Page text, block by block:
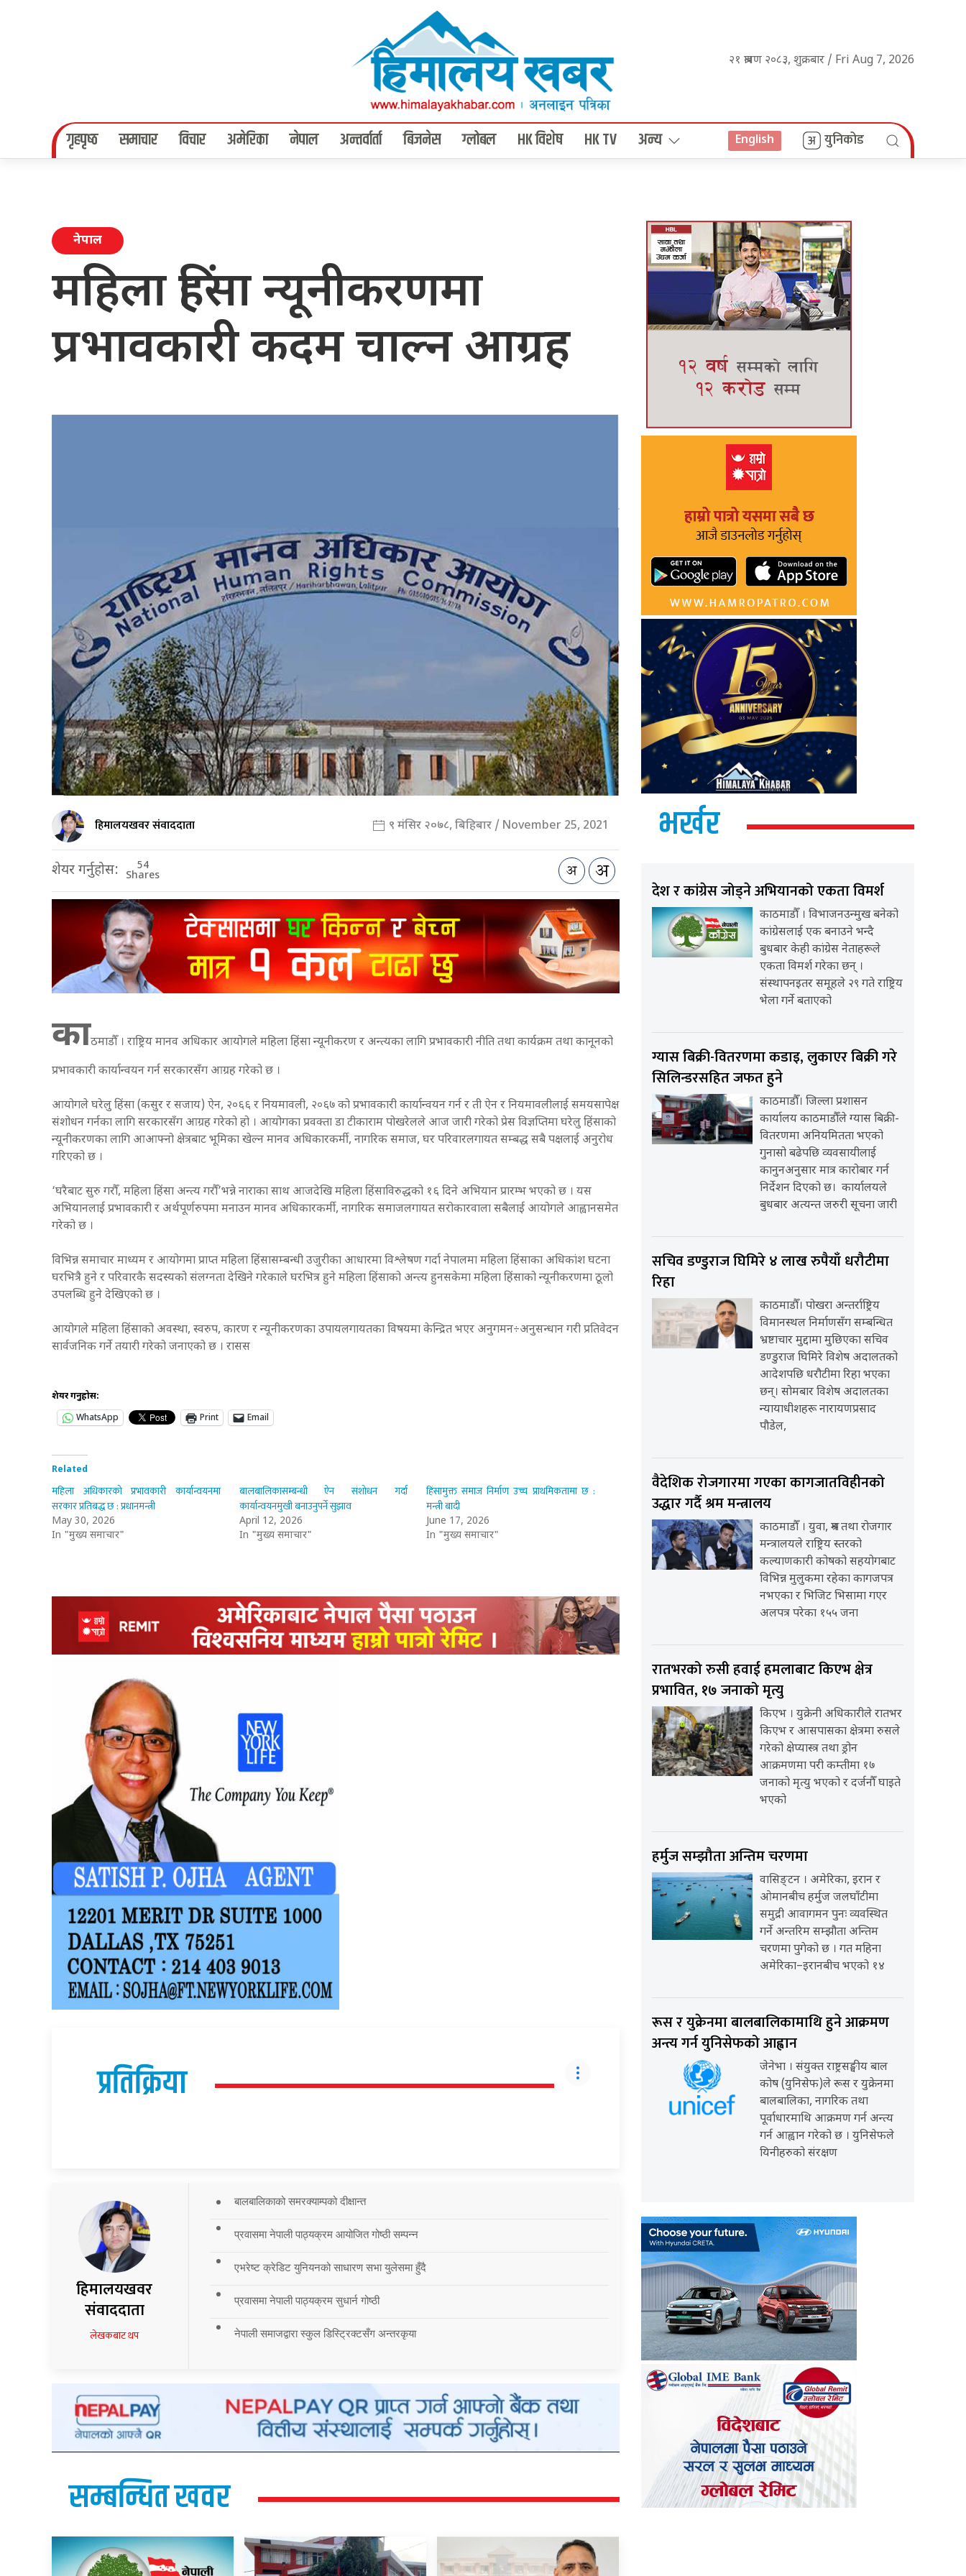
२१ श्रावण २०८३, शुक्रबार / Fri Aug 7, 2026
गृहपृष्‍ठ समाचार विचार अमेरिका नेपाल अन्तर्वार्ता बिजनेस ग्लोबल HK विशेष HK TV अन्य English युनिकोड
नेपाल
महिला हिंसा न्यूनीकरणमा
प्रभावकारी कदम चाल्न आग्रह
हिमालयखवर संवाददाता ९ मंसिर २०७८, बिहिबार / November 25, 2021
शेयर गर्नुहोस: 54
Shares
काठमाडौँ । राष्ट्रिय मानव अधिकार आयोगले महिला हिंसा न्यूनीकरण र अन्त्यका लागि प्रभावकारी नीति तथा कार्यक्रम तथा कानूनको
प्रभावकारी कार्यान्वयन गर्न सरकारसँग आग्रह गरेको छ ।
आयोगले घरेलु हिंसा (कसुर र सजाय) ऐन, २०६६ र नियमावली, २०६७ को प्रभावकारी कार्यान्वयन गर्न र ती ऐन र नियमावलीलाई समयसापेक्ष
संशोधन गर्नका लागि सरकारसँग आग्रह गरेको हो । आयोगका प्रवक्ता डा टीकाराम पोखरेलले आज जारी गरेको प्रेस विज्ञप्तिमा घरेलु हिंसाको
न्यूनीकरणका लागि आआफ्नो क्षेत्रबाट भूमिका खेल्न मानव अधिकारकर्मी, नागरिक समाज, घर परिवारलगायत सम्बद्ध सबै पक्षलाई अनुरोध
गरिएको छ ।
‘घरैबाट सुरु गरौँ, महिला हिंसा अन्त्य गरौँ’भन्ने नाराका साथ आजदेखि महिला हिंसाविरुद्धको १६ दिने अभियान प्रारम्भ भएको छ । यस
अभियानलाई प्रभावकारी र अर्थपूर्णरुपमा मनाउन मानव अधिकारकर्मी, नागरिक समाजलगायत सरोकारवाला सबैलाई आयोगले आह्वानसमेत
गरेको छ ।
विभिन्न समाचार माध्यम र आयोगमा प्राप्त महिला हिंसासम्बन्धी उजुरीका आधारमा विश्लेषण गर्दा नेपालमा महिला हिंसाका अधिकांश घटना
घरभित्रै हुने र परिवारकै सदस्यको संलग्नता देखिने गरेकाले घरभित्र हुने महिला हिंसाको अन्त्य हुनसकेमा महिला हिंसाको न्यूनीकरणमा ठूलो
उपलब्धि हुने देखिएको छ ।
आयोगले महिला हिंसाको अवस्था, स्वरुप, कारण र न्यूनीकरणका उपायलगायतका विषयमा केन्द्रित भएर अनुगमन÷अनुसन्धान गरी प्रतिवेदन
सार्वजनिक गर्ने तयारी गरेको जनाएको छ । रासस
शेयर गर्नुहोस:
WhatsApp
Print Email
Related
महिला अधिकारको प्रभावकारी कार्यान्वयनमा
सरकार प्रतिबद्ध छ : प्रधानमन्त्री
May 30, 2026
In "मुख्य समाचार"
बालबालिकासम्बन्धी ऐन संशोधन गर्दा
कार्यान्वयनमुखी बनाउनुपर्ने सुझाव
April 12, 2026
In "मुख्य समाचार"
हिंसामुक्त समाज निर्माण उच्च प्राथमिकतामा छ :
मन्त्री बादी
June 17, 2026
In "मुख्य समाचार"
प्रतिक्रिया
हिमालयखवर
संवाददाता
लेखकबाट थप
बालबालिकाको समरक्याम्पको दीक्षान्त
प्रवासमा नेपाली पाठ्यक्रम आयोजित गोष्ठी सम्पन्न
एभरेष्ट क्रेडिट युनियनको साधारण सभा युलेसमा हुँदै
प्रवासमा नेपाली पाठ्यक्रम सुधार्न गोष्ठी
नेपाली समाजद्वारा स्कुल डिस्ट्रिक्टसँग अन्तरकृया
सम्बन्धित खवर
भर्खर
देश र कांग्रेस जोड्ने अभियानको एकता विमर्श
काठमाडौँ । विभाजनउन्मुख बनेको
कांग्रेसलाई एक बनाउने भन्दै
बुधबार केही कांग्रेस नेताहरूले
एकता विमर्श गरेका छन् ।
संस्थापनइतर समूहले २९ गते राष्ट्रिय
भेला गर्ने बताएको
ग्यास बिक्री-वितरणमा कडाइ, लुकाएर बिक्री गरे
सिलिन्डरसहित जफत हुने
काठमाडौँ। जिल्ला प्रशासन
कार्यालय काठमाडौँले ग्यास बिक्री-
वितरणमा अनियमितता भएको
गुनासो बढेपछि व्यवसायीलाई
कानुनअनुसार मात्र कारोबार गर्न
निर्देशन दिएको छ। कार्यालयले
बुधबार अत्यन्त जरुरी सूचना जारी
सचिव डण्डुराज घिमिरे ४ लाख रुपैयाँ धरौटीमा
रिहा
काठमाडौँ। पोखरा अन्तर्राष्ट्रिय
विमानस्थल निर्माणसँग सम्बन्धित
भ्रष्टाचार मुद्दामा मुछिएका सचिव
डण्डुराज घिमिरे विशेष अदालतको
आदेशपछि धरौटीमा रिहा भएका
छन्। सोमबार विशेष अदालतका
न्यायाधीशहरू नारायणप्रसाद
पौडेल,
वैदेशिक रोजगारमा गएका कागजातविहीनको
उद्धार गर्दै श्रम मन्त्रालय
काठमाडौँ । युवा, श्रम तथा रोजगार
मन्त्रालयले राष्ट्रिय स्तरको
कल्याणकारी कोषको सहयोगबाट
विभिन्न मुलुकमा रहेका कागजपत्र
नभएका र भिजिट भिसामा गएर
अलपत्र परेका १५५ जना
रातभरको रुसी हवाई हमलाबाट किएभ क्षेत्र
प्रभावित, १७ जनाको मृत्यु
किएभ । युक्रेनी अधिकारीले रातभर
किएभ र आसपासका क्षेत्रमा रुसले
गरेको क्षेप्यास्त्र तथा ड्रोन
आक्रमणमा परी कम्तीमा १७
जनाको मृत्यु भएको र दर्जनौँ घाइते
भएको
हर्मुज सम्झौता अन्तिम चरणमा
वासिङ्टन । अमेरिका, इरान र
ओमानबीच हर्मुज जलघाँटीमा
समुद्री आवागमन पुनः व्यवस्थित
गर्ने अन्तरिम सम्झौता अन्तिम
चरणमा पुगेको छ । गत महिना
अमेरिका–इरानबीच भएको १४
रूस र युक्रेनमा बालबालिकामाथि हुने आक्रमण
अन्त्य गर्न युनिसेफको आह्वान
जेनेभा । संयुक्त राष्ट्रसङ्घीय बाल
कोष (युनिसेफ)ले रूस र युक्रेनमा
बालबालिका, नागरिक तथा
पूर्वाधारमाथि आक्रमण गर्न अन्त्य
गर्न आह्वान गरेको छ । युनिसेफले
यिनीहरुको संरक्षण